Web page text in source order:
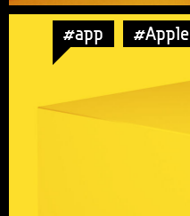
#app #Apple